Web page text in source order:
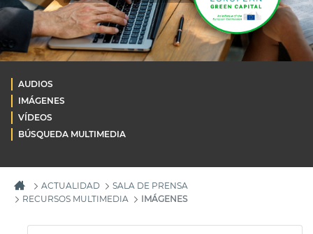
AUDIOS
IMÁGENES
VÍDEOS
BÚSQUEDA MULTIMEDIA
ACTUALIDAD
SALA DE PRENSA
RECURSOS MULTIMEDIA
IMÁGENES